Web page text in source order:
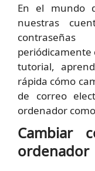
En el mundo
nuestras
periódicamente
tutorial,
rápida cómo
de correo
ordenador
Cambiar
ordenador